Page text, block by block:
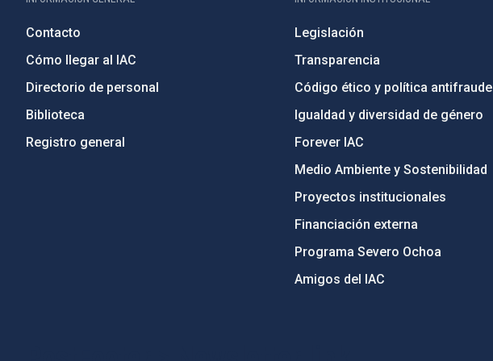
Contacto
Cómo llegar al IAC
Directorio de personal
Biblioteca
Registro general
Legislación
Transparencia
Código ético y política antifraude
Igualdad y diversidad de género
Forever IAC
Medio Ambiente y Sostenibilidad
Proyectos institucionales
Financiación externa
Programa Severo Ochoa
Amigos del IAC